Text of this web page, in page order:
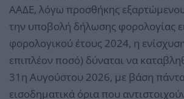
ΑΑΔΕ, λόγω προσθήκης
την υποβολή δήλωσης φορολογίας
φορολογικού έτους 2024, η
επιπλέον ποσό) δύναται να
31η Αυγούστου 2026, με βάση
εισοδηματικά όρια που